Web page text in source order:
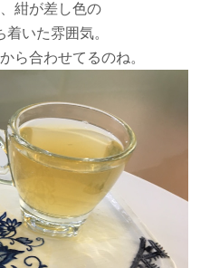
紺が差し色の
いた雰囲気。
ら合わせてるのね。